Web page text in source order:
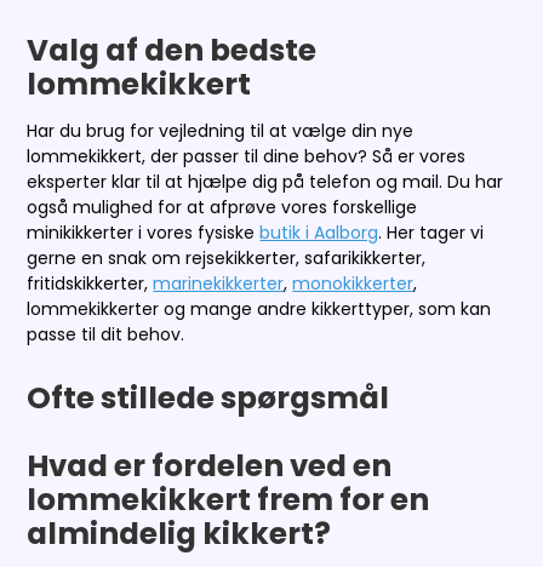
Valg af den bedste
lommekikkert
Har du brug for vejledning til at vælge din nye
lommekikkert, der passer til dine behov? Så er vores
eksperter klar til at hjælpe dig på telefon og mail. Du har
også mulighed for at afprøve vores forskellige
minikikkerter i vores fysiskebutik i Aalborg. Her tager vi
gerne en snak om rejsekikkerter, safarikikkerter,
fritidskikkerter,marinekikkerter,monokikkerter,
lommekikkerter og mange andre kikkerttyper, som kan
passe til dit behov.
Ofte stillede spørgsmål
Hvad er fordelen ved en
lommekikkert frem for en
almindelig kikkert?